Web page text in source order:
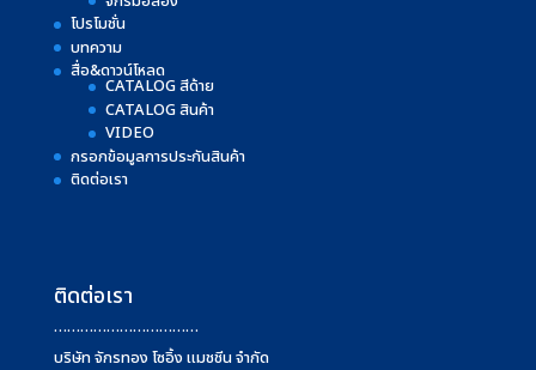
โปรโมชั่น
บทความ
สื่อ&ดาวน์โหลด
CATALOG สีด้าย
CATALOG สินค้า
VIDEO
กรอกข้อมูลการประกันสินค้า
ติดต่อเรา
ติดต่อเรา
……………………………
บริษัท จักรทอง โซอิ้ง แมชชีน จำกัด